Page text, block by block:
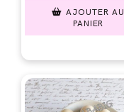
AJOUTER AU
PANIER